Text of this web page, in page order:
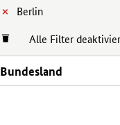
Berlin
Alle Filter
Bundesland